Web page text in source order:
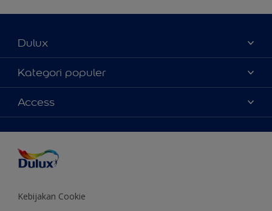
Dulux
Tentang Kami
Contact us
Temukan toko
Kategori populer
Warna
Produk
Inspirasi
Saran Mendekorasi
Colour of the Year
Access
Kebijakan Cookie